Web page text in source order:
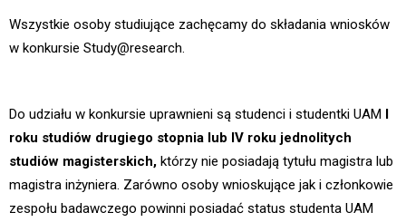
Wszystkie osoby studiujące zachęcamy do składania wniosków
w konkursie Study@research.
Do udziału w konkursie uprawnieni są studenci i studentki UAM I
roku studiów drugiego stopnia lub IV roku jednolitych
studiów magisterskich, którzy nie posiadają tytułu magistra lub
magistra inżyniera. Zarówno osoby wnioskujące jak i członkowie
zespołu badawczego powinni posiadać status studenta UAM